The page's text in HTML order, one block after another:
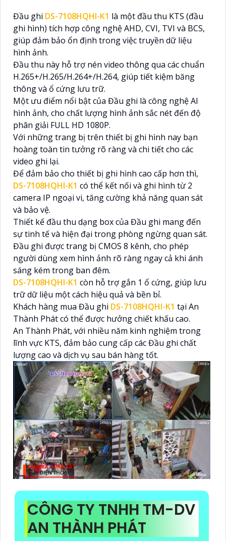
Đầu ghi DS-7108HQHI-K1 là một đầu thu KTS (đầu
ghi hình) tích hợp công nghệ AHD, CVI, TVI và BCS,
giúp đảm bảo ổn định trong việc truyền dữ liệu
hình ảnh.
Đầu thu này hỗ trợ nén video thông qua các chuẩn
H.265+/H.265/H.264+/H.264, giúp tiết kiệm băng
thông và ổ cứng lưu trữ.
Một ưu điểm nổi bật của Đầu ghi là công nghệ AI
hình ảnh, cho chất lượng hình ảnh sắc nét đến độ
phân giải FULL HD 1080P.
Với những trang bị trên thiết bị ghi hình nay bạn
hoàng toàn tin tưởng rõ ràng và chi tiết cho các
video ghi lại.
Để đảm bảo cho thiết bị ghi hình cao cấp hơn thì,
DS-7108HQHI-K1 có thể kết nối và ghi hình từ 2
camera IP ngoại vi, tăng cường khả năng quan sát
và bảo vệ.
Thiết kế đầu thu dạng box của Đầu ghi mang đến
sự tinh tế và hiện đại trong phòng ngừng quan sát.
Đầu ghi được trang bị CMOS 8 kênh, cho phép
người dùng xem hình ảnh rõ ràng ngay cả khi ánh
sáng kém trong ban đêm.
DS-7108HQHI-K1 còn hỗ trợ gắn 1 ổ cứng, giúp lưu
trữ dữ liệu một cách hiệu quả và bền bỉ.
Khách hàng mua Đầu ghi DS-7108HQHI-K1 tại An
Thành Phát có thể được hưởng chiết khấu cao.
An Thành Phát, với nhiều năm kinh nghiệm trong
lĩnh vực KTS, đảm bảo cung cấp các Đầu ghi chất
lượng cao và dịch vụ sau bán hàng tốt.
CÔNG TY TNHH TM-DV
AN THÀNH PHÁT